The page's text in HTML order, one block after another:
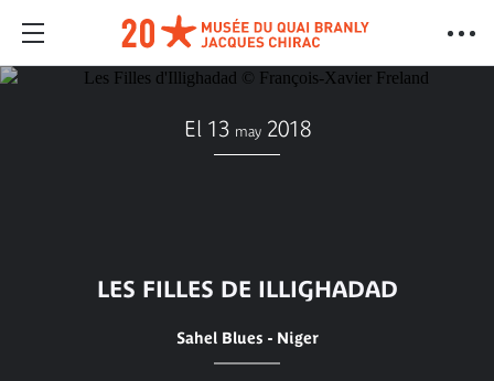
El 13 may 2018
LES FILLES DE ILLIGHADAD
Sahel Blues - Niger